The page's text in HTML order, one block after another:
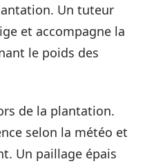
Un tuteur
et accompagne la
le poids des
de la plantation.
selon la météo et
Un paillage épais